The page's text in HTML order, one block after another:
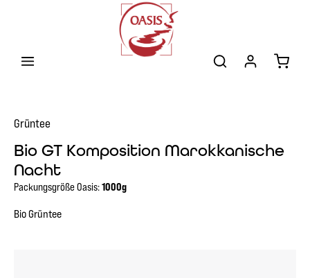
Grüntee
Bio GT Komposition Marokkanische
Nacht
Packungsgröße Oasis:1000g
Bio Grüntee